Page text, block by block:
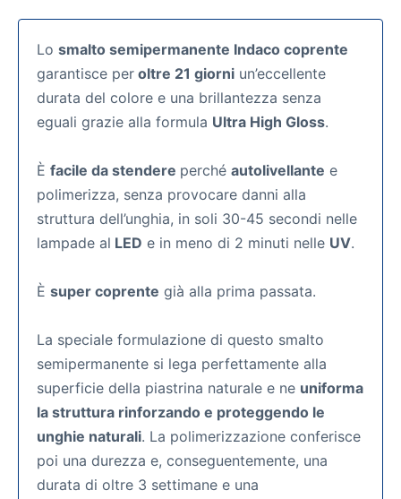
Lo smalto semipermanente Indaco coprente
garantisce per oltre 21 giorni un’eccellente
durata del colore e una brillantezza senza
eguali grazie alla formula Ultra High Gloss.
È facile da stendere perché autolivellante e
polimerizza, senza provocare danni alla
struttura dell’unghia, in soli 30-45 secondi nelle
lampade al LED e in meno di 2 minuti nelle UV.
È super coprente già alla prima passata.
La speciale formulazione di questo smalto
semipermanente si lega perfettamente alla
superficie della piastrina naturale e ne uniforma
la struttura rinforzando e proteggendo le
unghie naturali. La polimerizzazione conferisce
poi una durezza e, conseguentemente, una
durata di oltre 3 settimane e una